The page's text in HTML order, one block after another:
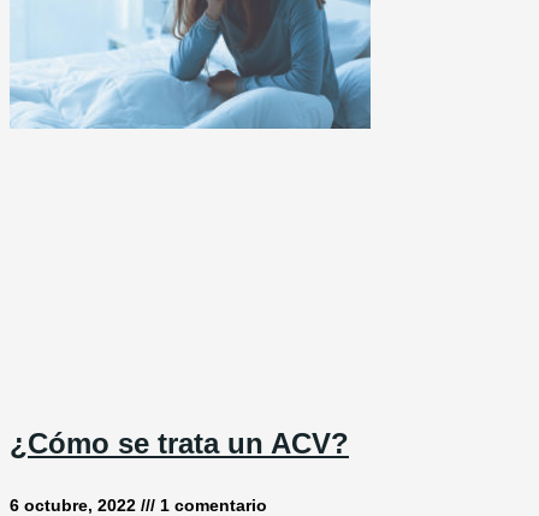
¿Cómo se trata un ACV?
6 octubre, 2022 1 comentario